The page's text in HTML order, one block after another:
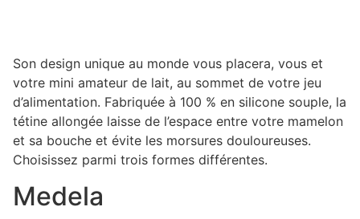
Son design unique au monde vous placera, vous et
votre mini amateur de lait, au sommet de votre jeu
d’alimentation. Fabriquée à 100 % en silicone souple, la
tétine allongée laisse de l’espace entre votre mamelon
et sa bouche et évite les morsures douloureuses.
Choisissez parmi trois formes différentes.
Medela